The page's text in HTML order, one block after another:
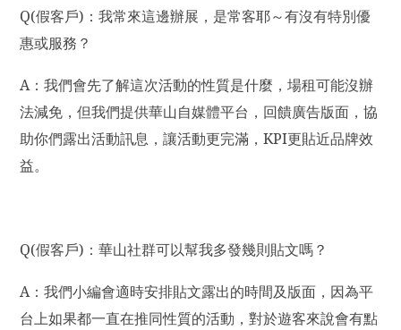
Q(假客戶)：我常來這邊辦展，是常客耶～有沒有特別優
惠或服務？
A：我們會先了解這次活動的性質是什麼，場租可能沒辦
法減免，但我們提供華山自媒體平台，回饋廣告版面，協
助你們露出活動訊息，讓活動更完滿，KPI更貼近品牌效
益。
Q(假客戶)：華山社群可以幫我多發幾則貼文嗎？
A：我們小編會適時安排貼文露出的時間及版面，因為平
台上如果都一直在推同性質的活動，對於遊客來說會有點